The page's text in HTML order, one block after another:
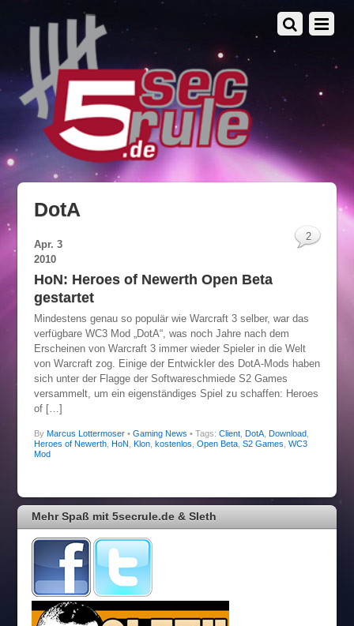
DotA
Apr. 3
2010
HoN: Heroes of Newerth Open Beta
gestartet
Mindestens genau so populär wie Warcraft 3 selber, war das
verfügbare WC3 Mod „DotA“, was noch Jahre nach dem
Erscheinen von Warcraft 3 immer wieder Spieler in die Welt
von Warcraft zog. Einige der Entwickler des DotA-Mods haben
sich unter der Flagge der Softwareschmiede S2 Games
versammelt, um ein eigenständiges Spiel zu schaffen: Heroes
of […]
By Marcus Lottermoser• Gaming News
2
• Tags: Client, DotA, Download,
Heroes of Newerth, HoN Klon, kostenlos Open Beta, S2 Games WC3
Mod
Mehr Spaß mit 5secrule.de & Sleth